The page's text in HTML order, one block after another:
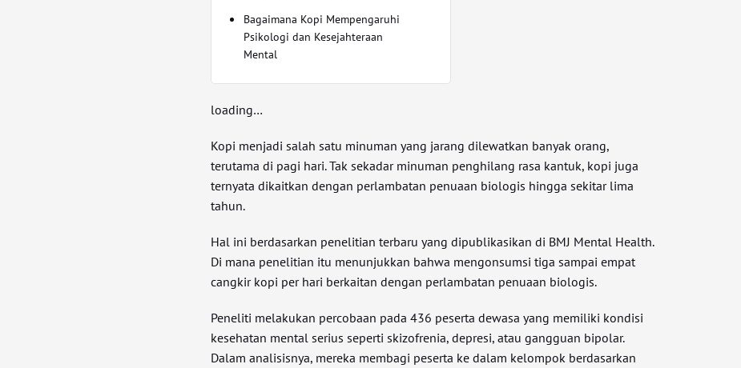
Bagaimana Kopi Mempengaruhi
Psikologi dan Kesejahteraan
Mental
loading…
Kopi menjadi salah satu minuman yang jarang dilewatkan banyak orang,
terutama di pagi hari. Tak sekadar minuman penghilang rasa kantuk, kopi juga
ternyata dikaitkan dengan perlambatan penuaan biologis hingga sekitar lima
tahun.
Hal ini berdasarkan penelitian terbaru yang dipublikasikan di BMJ Mental Health.
Di mana penelitian itu menunjukkan bahwa mengonsumsi tiga sampai empat
cangkir kopi per hari berkaitan dengan perlambatan penuaan biologis.
Peneliti melakukan percobaan pada 436 peserta dewasa yang memiliki kondisi
kesehatan mental serius seperti skizofrenia, depresi, atau gangguan bipolar.
Dalam analisisnya, mereka membagi peserta ke dalam kelompok berdasarkan